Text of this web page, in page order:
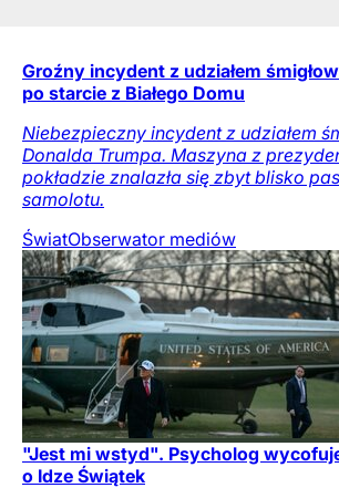
Groźny incydent z udziałem
po starcie z Białego Domu
Niebezpieczny incydent z udziałem
Donalda Trumpa. Maszyna z
pokładzie znalazła się zbyt blisko
samolotu.
ŚwiatObserwator mediów
"Jest mi wstyd". Psycholog
o Idze Świątek